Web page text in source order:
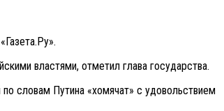
властями, отметил глава государства.
словам Путина «хомячат» с удовольствием